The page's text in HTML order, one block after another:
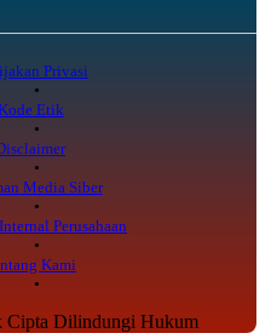
Privasi
Etik
Media Siber
Perusahaan
Kami
Dilindungi Hukum